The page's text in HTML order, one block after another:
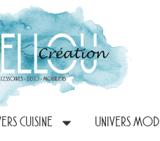
CUISINE UNIVERS